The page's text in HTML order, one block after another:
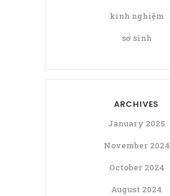
kinh nghiệm
sơ sinh
ARCHIVES
January 2025
November 2024
October 2024
August 2024